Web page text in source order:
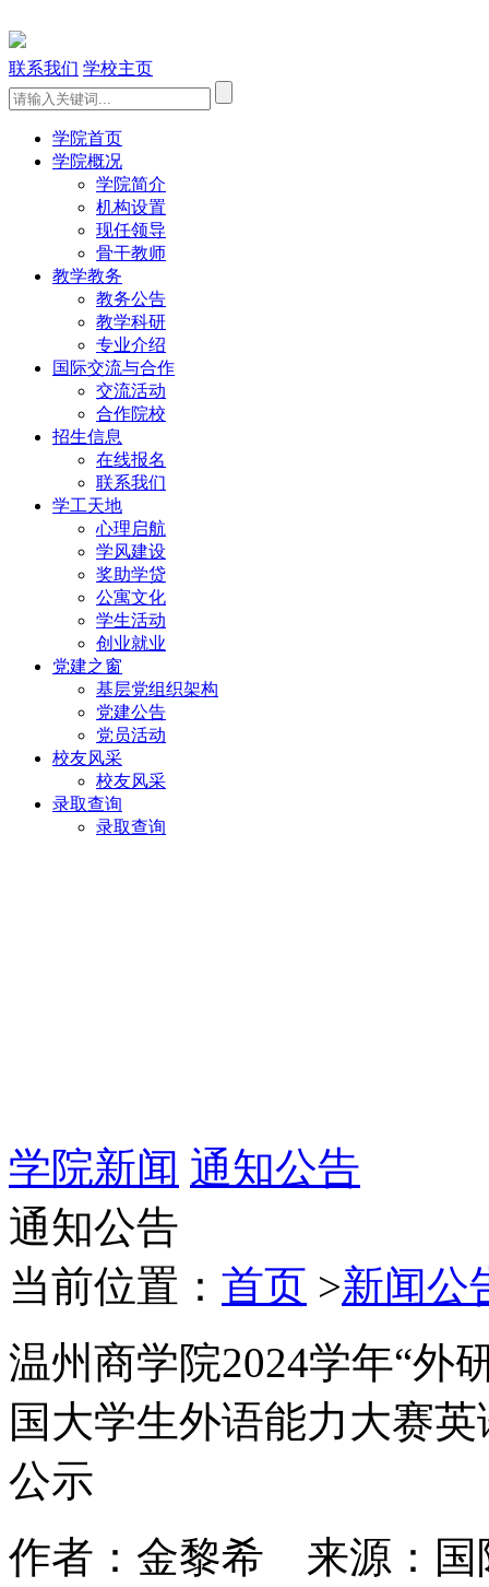
联系我们 学校主页
学院首页
学院概况
学院简介
机构设置
现任领导
骨干教师
教学教务
教务公告
教学科研
专业介绍
国际交流与合作
交流活动
合作院校
招生信息
在线报名
联系我们
学工天地
心理启航
学风建设
奖助学贷
公寓文化
学生活动
创业就业
党建之窗
基层党组织架构
党建公告
党员活动
校友风采
校友风采
录取查询
录取查询
学院新闻 通知公告
通知公告
当前位置： 首页 >新闻公
温州商学院2024学年“外
国大学生外语能力大赛
公示
作者：金黎希 来源：国